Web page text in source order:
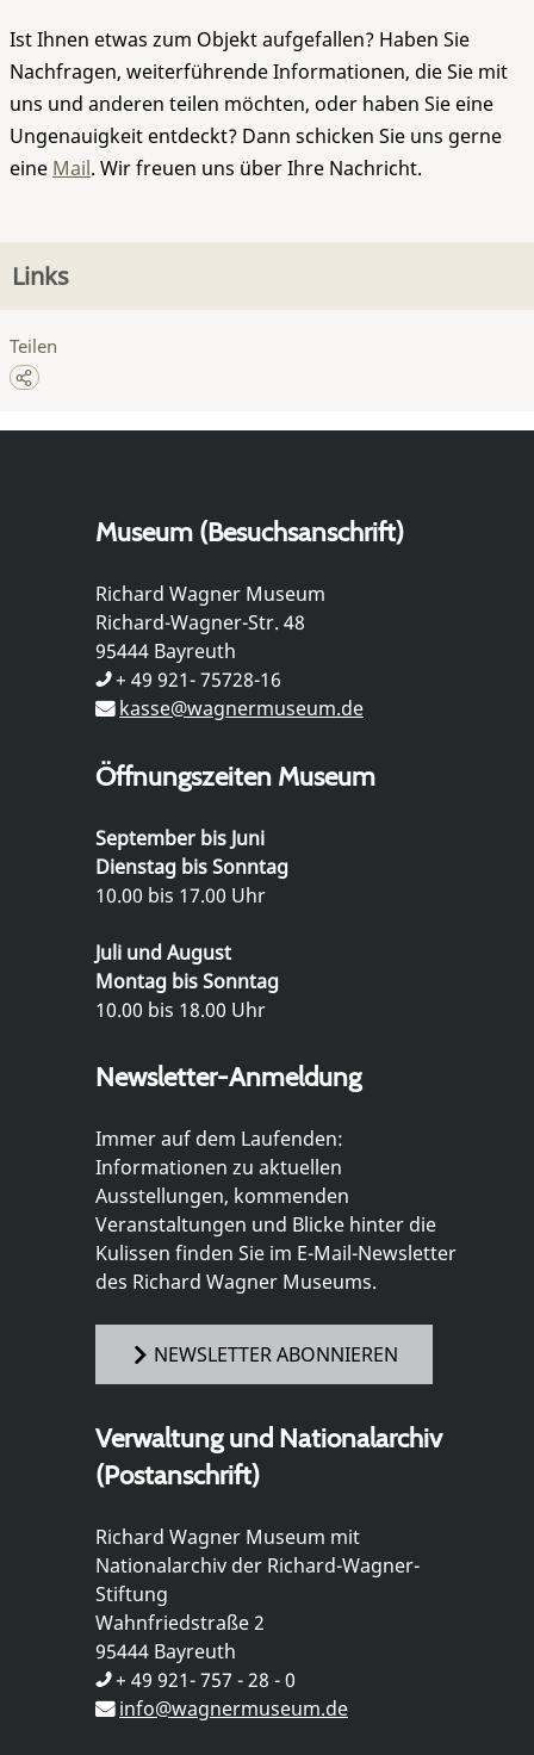
Ist Ihnen etwas zum Objekt aufgefallen? Haben Sie
Nachfragen, weiterführende Informationen, die Sie mit
uns und anderen teilen möchten, oder haben Sie eine
Ungenauigkeit entdeckt? Dann schicken Sie uns gerne
eine Mail. Wir freuen uns über Ihre Nachricht.
Links
Teilen
Museum (Besuchsanschrift)
Richard Wagner Museum
Richard-Wagner-Str. 48
95444 Bayreuth
+ 49 921- 75728-16
kasse@wagnermuseum.de
Öffnungszeiten Museum
September bis Juni
Dienstag bis Sonntag
10.00 bis 17.00 Uhr
Juli und August
Montag bis Sonntag
10.00 bis 18.00 Uhr
Newsletter-Anmeldung
Immer auf dem Laufenden:
Informationen zu aktuellen
Ausstellungen, kommenden
Veranstaltungen und Blicke hinter die
Kulissen finden Sie im E-Mail-Newsletter
des Richard Wagner Museums.
NEWSLETTER ABONNIEREN
Verwaltung und Nationalarchiv
(Postanschrift)
Richard Wagner Museum mit
Nationalarchiv der Richard-Wagner-
Stiftung
Wahnfriedstraße 2
95444 Bayreuth
+ 49 921- 757 - 28 - 0
info@wagnermuseum.de